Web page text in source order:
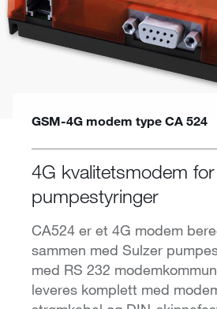
GSM-4G modem type CA 524
4G kvalitetsmodem
pumpestyringer
CA524 er et 4G modem
sammen med Sulzer
med RS 232
leveres komplett med